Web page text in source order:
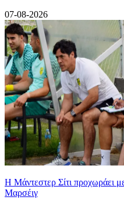
07-08-2026
Η Μάντεστερ Σίτι προχωράει
Μαρσέιγ